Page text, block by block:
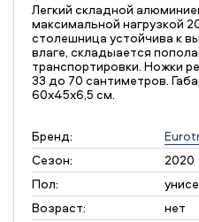
Легкий складной
максимальной нагрузкой
столешница устойчива к
влаге, складыается
транспортировки. Ножки
33 до 70 сантиметров.
60x45x6,5 см.
Бренд:
Сезон:
2020
Пол:
Возраст:
нет